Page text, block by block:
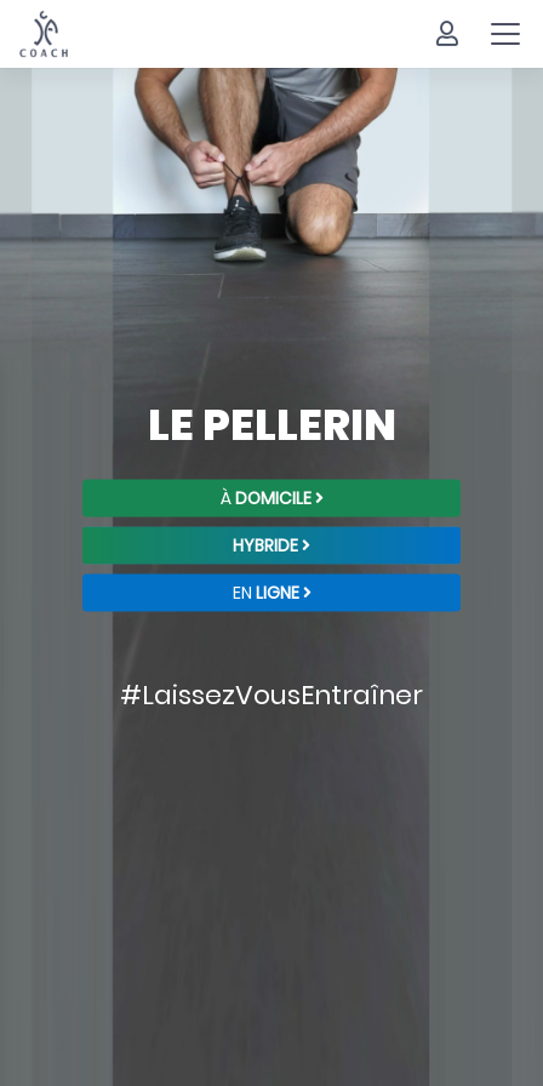
LE PELLERIN
ÀDOMICILE
HYBRIDE
EN LIGNE
#LaissezVousEntraîner